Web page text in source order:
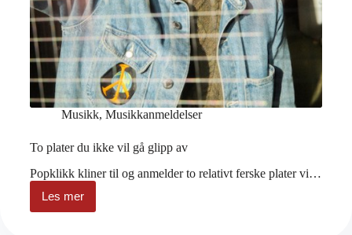
Musikk, Musikkanmeldelser
To plater du ikke vil gå glipp av
Popklikk kliner til og anmelder to relativt ferske plater vi…
Les mer
To
plater